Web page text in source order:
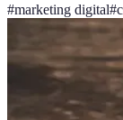
#marketing digital#